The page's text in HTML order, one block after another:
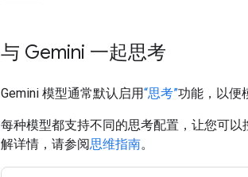
与 Gemini 一起思考
Gemini 模型通常默认启用“思考”功能，以便
每种模型都支持不同的思考配置，让您可
解详情，请参阅思维指南。